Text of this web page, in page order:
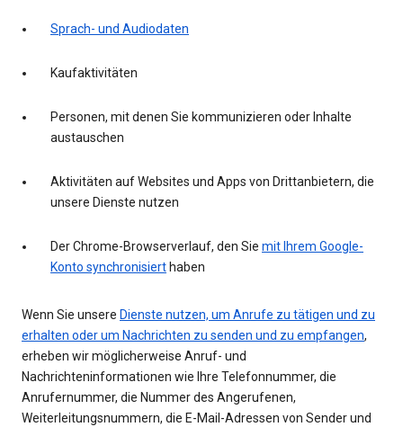
Sprach- und Audiodaten
Kaufaktivitäten
Personen, mit denen Sie kommunizieren oder Inhalte
austauschen
Aktivitäten auf Websites und Apps von Drittanbietern, die
unsere Dienste nutzen
Der Chrome-Browserverlauf, den Sie mit Ihrem Google-
Konto synchronisiert haben
Wenn Sie unsere Dienste nutzen, um Anrufe zu tätigen und zu
erhalten oder um Nachrichten zu senden und zu empfangen,
erheben wir möglicherweise Anruf- und
Nachrichteninformationen wie Ihre Telefonnummer, die
Anrufernummer, die Nummer des Angerufenen,
Weiterleitungsnummern, die E-Mail-Adressen von Sender und